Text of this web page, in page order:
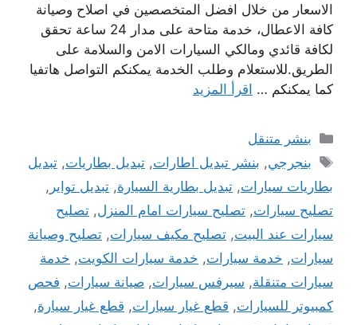
الاسعار من خلال افضل المتخصصين في اصلاح وصيانة
كافة الاعطال، خدمة متاحة على مدار 24 ساعة تحقق
لكافة قائدي ومالكي السيارات الامن والسلامة على
الطريق.للاستعلام وطلب الخدمة يمكنكم التواصل هاتفيا
كما يمكنكم … اقرأ المزيد
التصنيفات
بنشر متنقل
الوسوم
بنجرجي, بنشر تبديل اطارات,تبديل بطاريات,تبديل
بطاريات سيارات, تبديل بطارية السيارة, تبديل تواير ,
تصليح سيارات, تصليح سيارات امام المنزل, تصليح
سيارات عند البيت, تصليح مكيف سيارات, تصليح وصيانة
سيارات, خدمة سيارات, خدمة سيارات الكويت, خدمة
سيارات متنقلة, سيرفس سيارات, صيانة سيارات, فحص
كمبيوتر للسيارات, قطع غيار سيارات, قطع غيار سيارة,